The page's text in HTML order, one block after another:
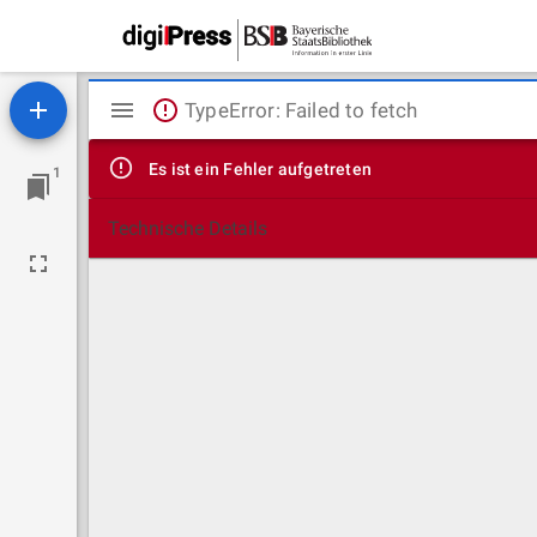
1
Mirador
Viewer
TypeError: Failed to fetch
Es ist ein Fehler aufgetreten
Technische Details